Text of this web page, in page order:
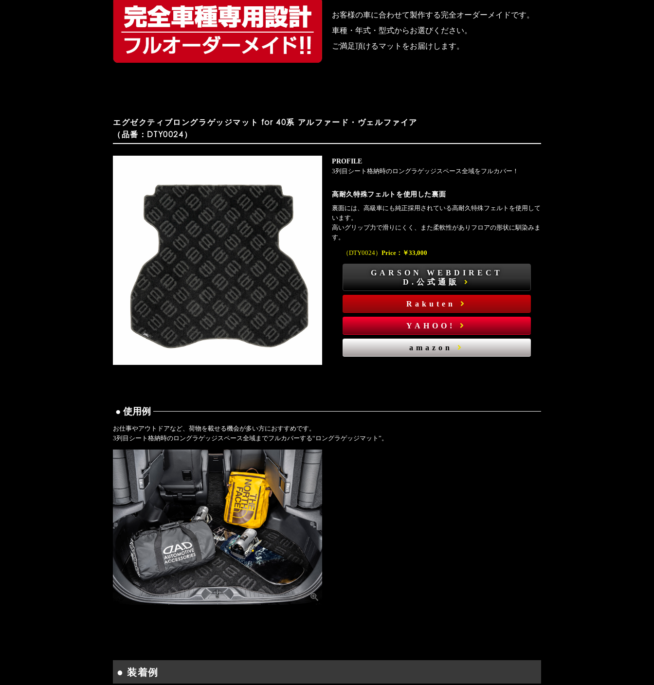
お客様の車に合わせて製作する完全オーダーメイドです。
車種・年式・型式からお選びください。
ご満足頂けるマットをお届けします。
エグゼクティブロングラゲッジマット for 40系 アルファード・ヴェルファイア
（品番：DTY0024）
PROFILE
3列目シート格納時のロングラゲッジスペース全域をフルカバー！
高耐久特殊フェルトを使用した裏面
裏面には、高級車にも純正採用されている高耐久特殊フェルトを使用して
います。
高いグリップ力で滑りにくく、また柔軟性がありフロアの形状に馴染みま
す。
（DTY0024） Price：￥33,000
GARSON WEBDIRECT
D.公式通販
Rakuten
YAHOO!
amazon
● 使用例
お仕事やアウトドアなど、荷物を載せる機会が多い方におすすめです。
3列目シート格納時のロングラゲッジスペース全域までフルカバーする“ロングラゲッジマット”。
● 装着例